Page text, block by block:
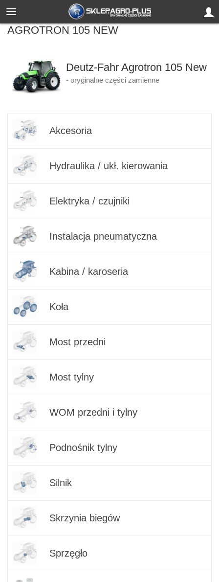
AGROTRON 105 NEW
Deutz-Fahr Agrotron 105 New
- oryginalne części zamienne
Akcesoria
Hydraulika / ukł. kierowania
Elektryka / czujniki
Instalacja pneumatyczna
Kabina / karoseria
Koła
Most przedni
Most tylny
WOM przedni i tylny
Podnośnik tylny
Silnik
Skrzynia biegów
Sprzęgło